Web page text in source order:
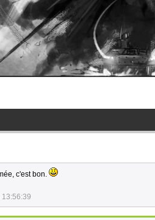
c'est bon.